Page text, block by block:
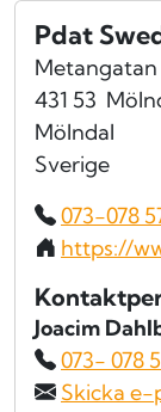
Pdat
Metangatan
431 53
Mölndal
Sverige
073-078
https://
Joacim
073- 078
Skicka e-